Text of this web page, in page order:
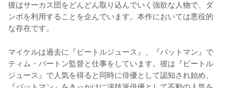
彼はサーカス団をどんどん取り込んでいく強欲な人物で、ダ
ンボを利用することを企んでいます。本作においては悪役的
な存在です。
マイケルは過去に『ビートルジュース』、『バットマン』で
ティム・バートン監督と仕事をしています。彼は『ビートル
ジュース』で人気を得ると同時に俳優として認知され始め、
『バットマン』をきっかけに演技派俳優として不動の人気を